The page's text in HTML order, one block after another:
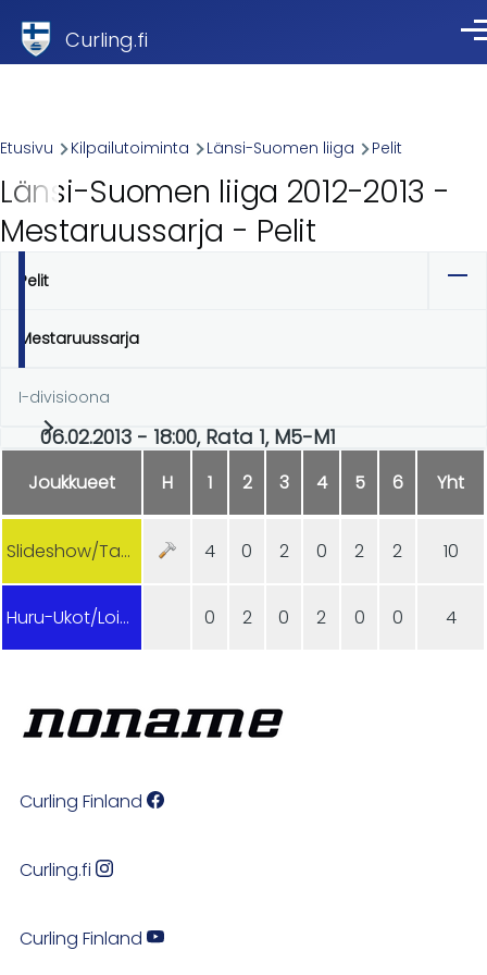
Curling.fi
Breadcrumb
Etusivu Kilpailutoiminta Länsi-Suomen liiga Pelit
Länsi-Suomen liiga 2012-2013 -
Mestaruussarja - Pelit
Ensisijaiset
välilehdet
Pelit
Mestaruussarja
I-divisioona
06.02.2013 - 18:00, Rata 1, M5-M1
Joukkueet H 1 2 3 4 5 6 Yht
Slideshow/TaCu 4 0 2 0 2 2 10
Huru-Ukot/Loimaa 0 2 0 2 0 0 4
Curling Finland
Curling.fi
Curling Finland